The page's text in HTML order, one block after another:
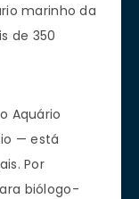
marinho da
de 350
Aquário
— está
Por
biólogo-